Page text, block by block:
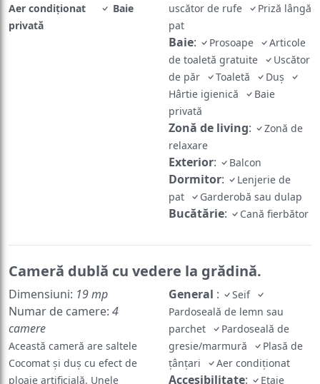
Aer condiţionat
Baie
privată
uscător de rufe
Priză lângă
pat
Baie: Prosoape
Articole
de toaletă gratuite
Uscător
de păr
Toaletă
Duş
Hârtie igienică
Baie
privată
Zonă de living:
Zonă de
relaxare
Exterior: Balcon
Dormitor:
Lenjerie de
pat
Garderobă sau dulap
Bucătărie: Cană fierbător
Cameră dublă cu vedere la grădină.
Dimensiuni: 19 mp
Numar de camere: 4
camere
Această cameră are saltele
Cocomat și duș cu efect de
ploaie artificială. Unele
General :
Seif
Pardoseală de lemn sau
parchet
Pardoseală de
gresie/marmură
Plasă de
țânțari
Aer condiționat
Accesibilitate:
Etaje